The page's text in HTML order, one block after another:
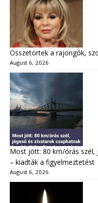
Összetörtek a rajongók,
August 6, 2026
Most jött: 80 km/órás szél,
– kiadták a figyelmeztetést
August 6, 2026